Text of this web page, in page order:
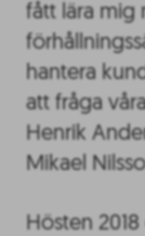
fått lära mig
hantera
att fråga
Henrik
Mikael
Hösten